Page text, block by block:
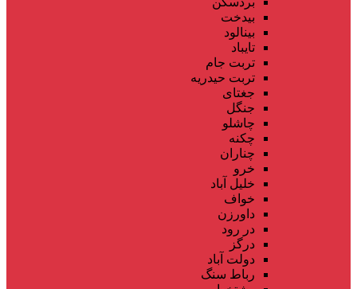
بیدخت
بینالود
تایباد
تربت جام
تربت حیدریه
جغتای
جنگل
چاشلو
چکنه
چناران
خرو
خلیل آباد
خواف
داورزن
در رود
درگز
دولت آباد
رباط سنگ